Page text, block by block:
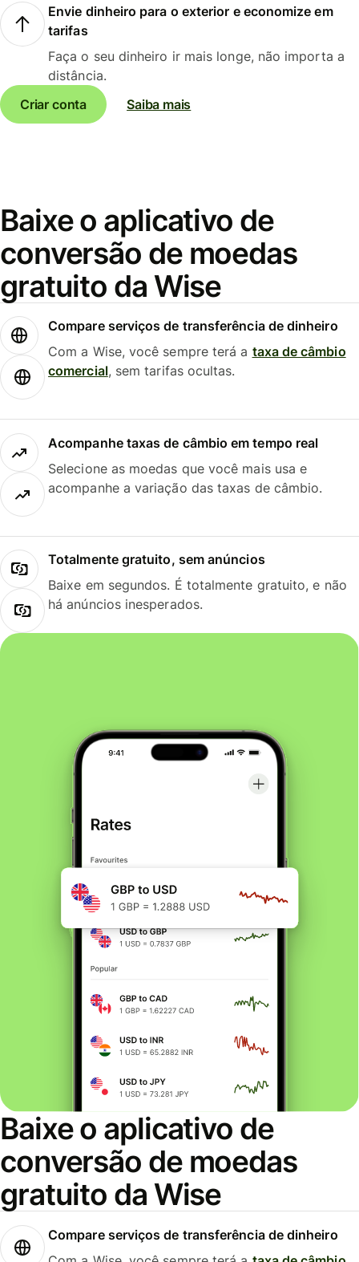
Envie dinheiro para o exterior e economize em
tarifas
Faça o seu dinheiro ir mais longe, não importa a
distância.
Criar conta
Saiba mais
Baixe o aplicativo de
conversão de moedas
gratuito da Wise
Compare serviços de transferência de dinheiro
Com a Wise, você sempre terá a taxa de câmbio
comercial, sem tarifas ocultas.
Acompanhe taxas de câmbio em tempo real
Selecione as moedas que você mais usa e
acompanhe a variação das taxas de câmbio.
Totalmente gratuito, sem anúncios
Baixe em segundos. É totalmente gratuito, e não
há anúncios inesperados.
Baixe o aplicativo de
conversão de moedas
gratuito da Wise
Compare serviços de transferência de dinheiro